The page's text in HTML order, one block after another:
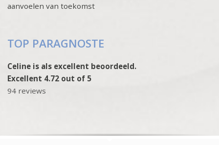
aanvoelen van toekomst
TOP PARAGNOSTE
Celine is als excellent beoordeeld.
Excellent 4.72 out of 5
94 reviews